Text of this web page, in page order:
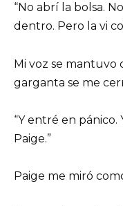
“No abrí la bolsa.
dentro. Pero la vi
Mi voz se mantuvo
garganta se me
“Y entré en pánico.
Paige.”
Paige me miró